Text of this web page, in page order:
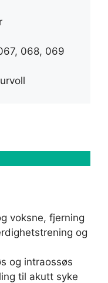
068, 069
voksne, fjerning
og
og intraossøs
til akutt syke